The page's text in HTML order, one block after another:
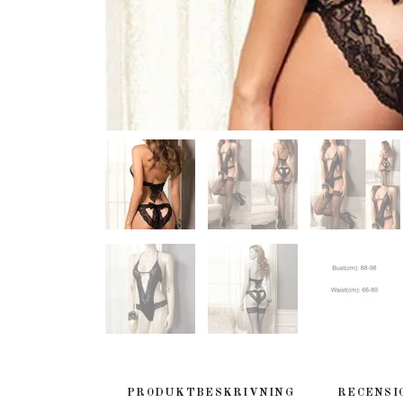
PRODUKTBESKRIVNING